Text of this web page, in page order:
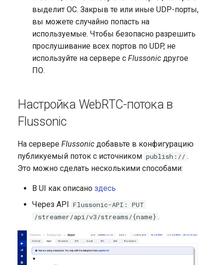
Запись архива DVR на NAS
приложения
MSE-плеер
Публикация для большой
аудитории с низкой
Редактирование названий
аудиодорожек в OTT
плейлистах/манифестах
(защита от кражи)
Защита доступа к потокам
без бекенда
Axinom DRM
drmnow! DRM
DRMtoday DRM
EzDRM
PlayReady DRM
Widevine DRM
выделит ОС. Закрыв те или иные UDP-порты,
вы можете случайно попасть на
используемые. Чтобы безопасно разрешить
прослушивание всех портов по UDP, не
используйте на сервере с Flussonic другое
ПО.
Настройка WebRTC-потока в
Flussonic
На сервере Flussonic добавьте в конфигурацию
публикуемый поток с источником publish:// .
Это можно сделать несколькими способами:
В UI как описано здесь
Через API Flussonic-API: PUT
/streamer/api/v3/streams/{name} .